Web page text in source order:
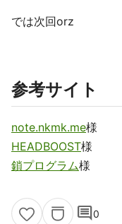
では次回orz
参考サイト
note.nkmk.me様
HEADBOOST様
鎖プログラム様
comment0